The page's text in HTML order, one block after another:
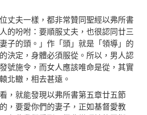
夫一樣，都非常贊同聖經以弗所書
的吩咐：要順服丈夫，也很認同廿三
子的頭。」作「頭」就是「領導」的
決定，身體必須服從。所以，男人認
號施令，而女人應該唯命是從，其實
北轍，相去甚遠。
就能發現以弗所書第五章廿五節
，要愛你們的妻子，正如基督愛教